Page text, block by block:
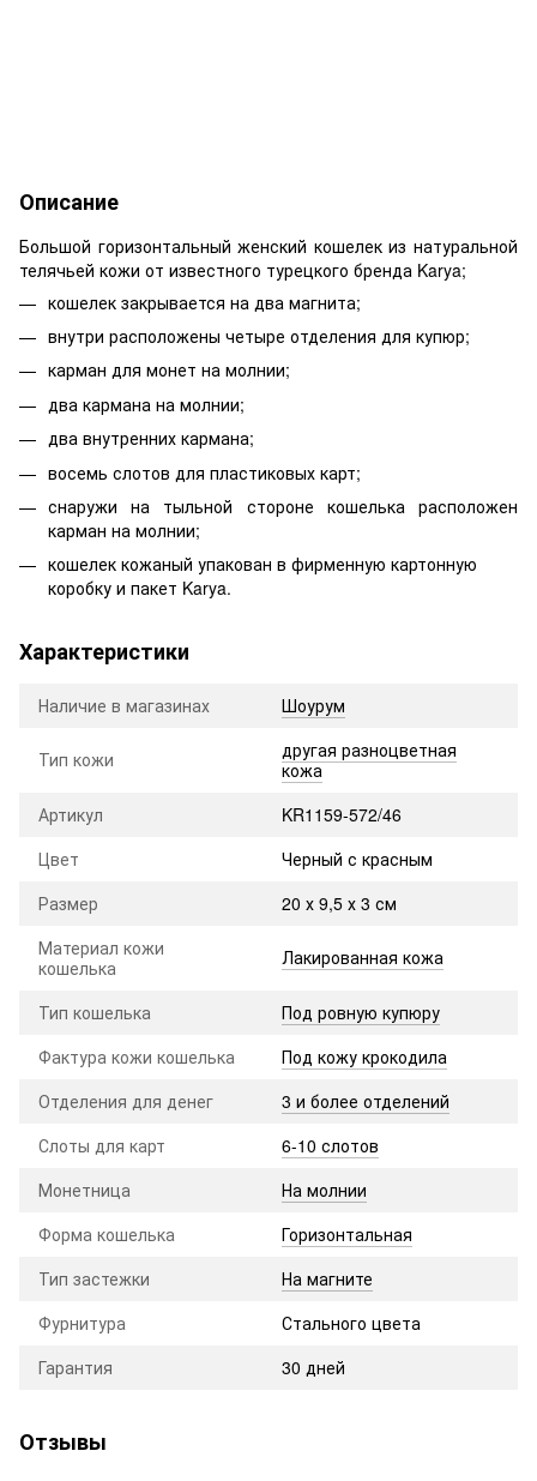
Описание
Большой горизонтальный женский кошелек из натуральной
телячьей кожи от известного турецкого бренда Karya;
кошелек закрывается на два магнита;
внутри расположены четыре отделения для купюр;
карман для монет на молнии;
два кармана на молнии;
два внутренних кармана;
восемь слотов для пластиковых карт;
снаружи на тыльной стороне кошелька расположен
карман на молнии;
кошелек кожаный упакован в фирменную картонную
коробку и пакет Karya.
Характеристики
Наличие в магазинах Шоурум
Тип кожи
другая разноцветная
кожа
Артикул
KR1159-572/46
Цвет
Черный с красным
Размер
20 х 9,5 х 3 см
Материал кожи
кошелька
Лакированная кожа
Тип кошелька
Под ровную купюру
Фактура кожи кошелька
Под кожу крокодила
Отделения для денег
3 и более отделений
Слоты для карт
6-10 слотов
Монетница
На молнии
Форма кошелька
Горизонтальная
Тип застежки
На магните
Фурнитура
Стального цвета
Гарантия
30 дней
Отзывы